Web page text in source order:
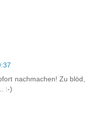
nachmachen! Zu blöd,
:-)